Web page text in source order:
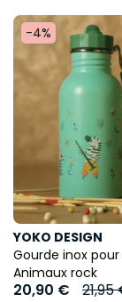
-4%
YOKO DESIGN
Gourde inox
Animaux rock
20,90 € 21,95